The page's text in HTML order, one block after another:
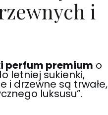
i
perfum premium o
letniej sukienki,
i drzewne są trwałe,
luksusu”.